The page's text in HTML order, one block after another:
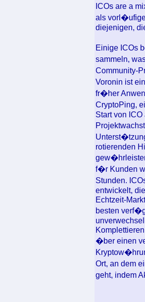
ICOs are a
als
diejenigen,
Einige ICOs
sammeln,
Community-
Voronin ist
fr�her
CryptoPing,
Start von
rotierenden
f�r Kunden
Stunden.
entwickelt,
Echtzeit-
besten
�ber einen
Ort, an dem
geht, indem